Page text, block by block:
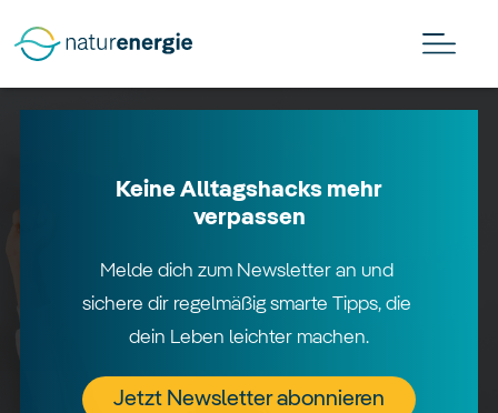
Keine Alltagshacks mehr
verpassen
Melde dich zum Newsletter an und
sichere dir regelmäßig smarte Tipps, die
dein Leben leichter machen.
Jetzt Newsletter abonnieren